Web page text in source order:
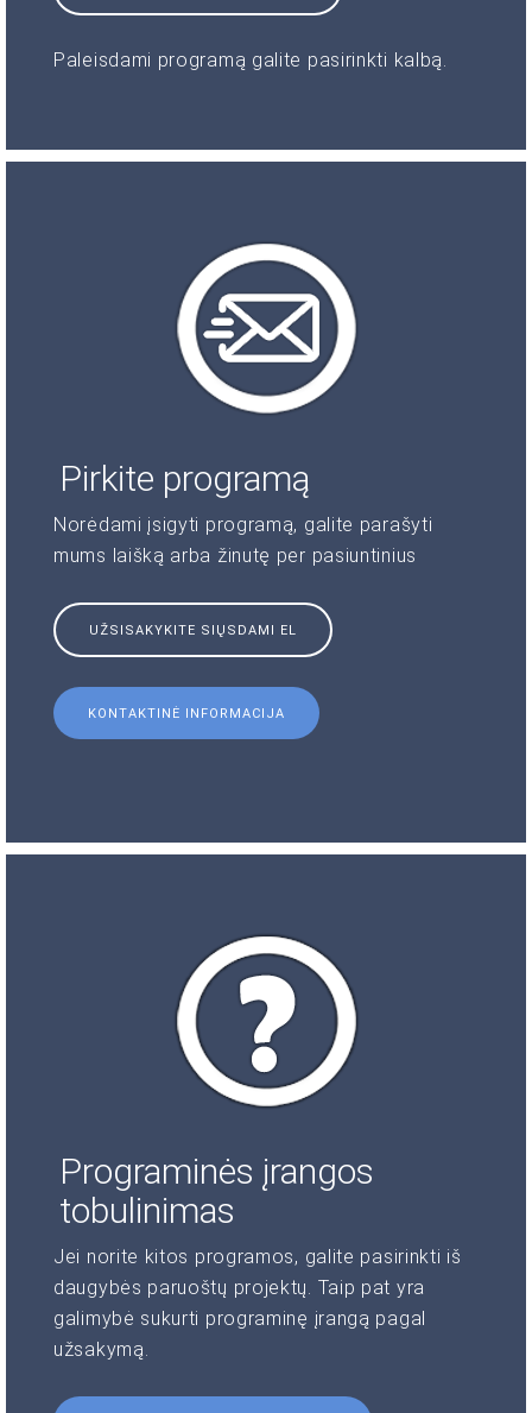
Paleisdami programą galite pasirinkti kalbą.
Pirkite programą
Norėdami įsigyti programą, galite parašyti
mums laišką arba žinutę per pasiuntinius
UŽSISAKYKITE SIŲSDAMI EL
KONTAKTINĖ INFORMACIJA
Programinės įrangos
tobulinimas
Jei norite kitos programos, galite pasirinkti iš
daugybės paruoštų projektų. Taip pat yra
galimybė sukurti programinę įrangą pagal
užsakymą.